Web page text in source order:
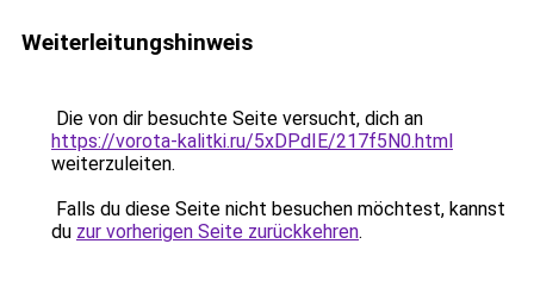
Weiterleitungshinweis
Die von dir besuchte Seite versucht, dich an
https://vorota-kalitki.ru/5xDPdIE/217f5N0.html
weiterzuleiten.
Falls du diese Seite nicht besuchen möchtest, kannst
du zur vorherigen Seite zurückkehren.